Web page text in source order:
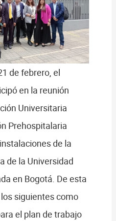
de febrero, el
en la reunión
Universitaria
Prehospitalaria
de la
de la Universidad
en Bogotá. De esta
siguientes como
el plan de trabajo